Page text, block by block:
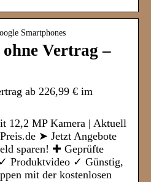
Smartphones
Vertrag –
ab 226,99 € im
12,2 MP Kamera | Aktuell
➤ Jetzt Angebote
sparen! ✚ Geprüfte
Produktvideo ✓ Günstig,
mit der kostenlosen